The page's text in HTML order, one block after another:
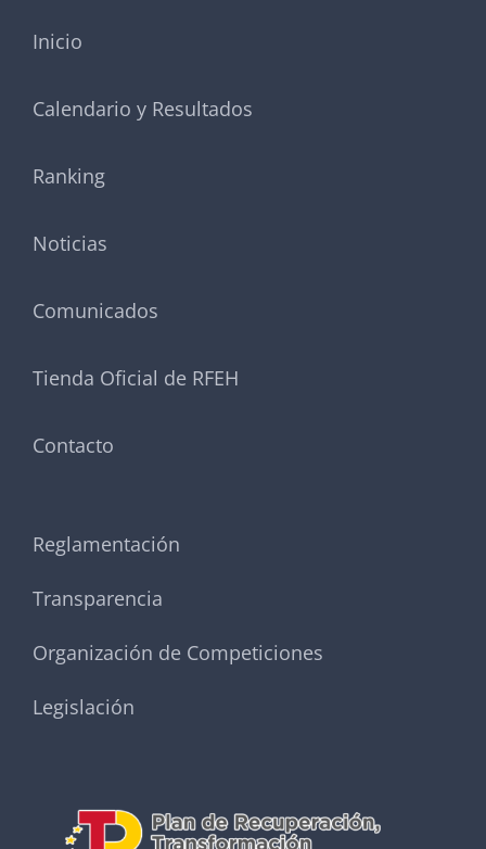
Inicio
Calendario y Resultados
Ranking
Noticias
Comunicados
Tienda Oficial de RFEH
Contacto
Reglamentación
Transparencia
Organización de Competiciones
Legislación